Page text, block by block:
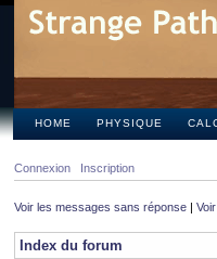
HOME PHYSIQUE
Connexion Inscription
Voir les messages sans réponse |
Index du forum